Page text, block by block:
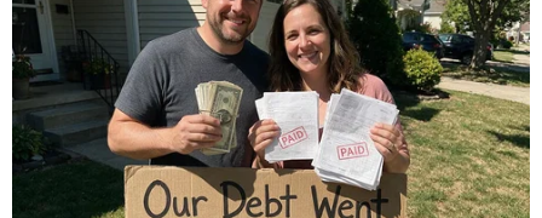
cải thiện, Hà Nội đang từng bước củng cố vững
chắc nguồn thu ngân sách, tạo nền tảng để đảm
bảo các mục tiêu phát triển kinh tế-xã hội trong
năm 2025.
Để tiếp tục duy trì đà tăng trưởng và hoàn thành
vượt mức nhiệm vụ thu ngân sách năm 2025,